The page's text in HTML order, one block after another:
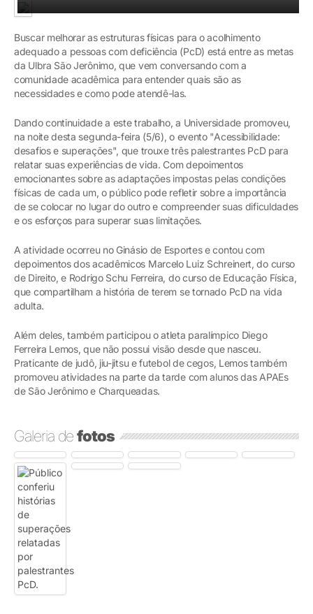
Buscar melhorar as estruturas físicas para o acolhimento
adequado a pessoas com deficiência (PcD) está entre as metas
da Ulbra São Jerônimo, que vem conversando com a
comunidade acadêmica para entender quais são as
necessidades e como pode atendê-las.
Dando continuidade a este trabalho, a Universidade promoveu,
na noite desta segunda-feira (5/6), o evento "Acessibilidade:
desafios e superações", que trouxe três palestrantes PcD para
relatar suas experiências de vida. Com depoimentos
emocionantes sobre as adaptações impostas pelas condições
físicas de cada um, o público pode refletir sobre a importância
de se colocar no lugar do outro e compreender suas dificuldades
e os esforços para superar suas limitações.
A atividade ocorreu no Ginásio de Esportes e contou com
depoimentos dos acadêmicos Marcelo Luiz Schreinert, do curso
de Direito, e Rodrigo Schu Ferreira, do curso de Educação Física,
que compartilham a história de terem se tornado PcD na vida
adulta.
Além deles, também participou o atleta paralímpico Diego
Ferreira Lemos, que não possui visão desde que nasceu.
Praticante de judô, jiu-jitsu e futebol de cegos, Lemos também
promoveu atividades na parte da tarde com alunos das APAEs
de São Jerônimo e Charqueadas.
Galeria defotos